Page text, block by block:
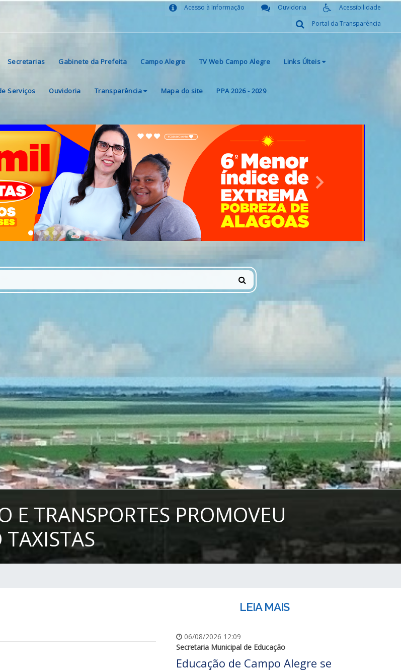
Acessibilidade
Ouvidoria
Acesso à Informação
Portal da Transparência
Secretarias Gabinete da Prefeita Campo Alegre TV Web Campo Alegre Links Últeis
Serviços Ouvidoria Transparência Mapa do site PPA 2026 - 2029
Next
E TRANSPORTES PROMOVEU
LEIA MAIS
06/08/2026 12:09
Secretaria Municipal de Educação
Educação de Campo Alegre se